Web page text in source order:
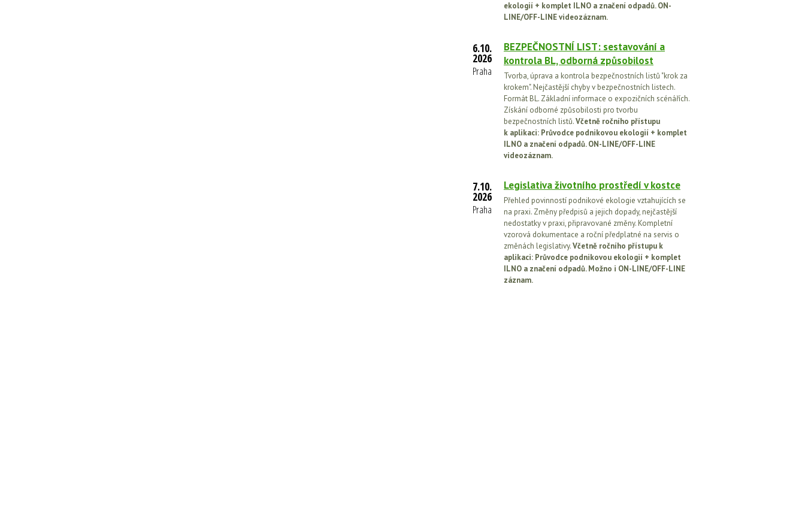
ekologií + komplet ILNO a značení odpadů. ON-
LINE/OFF-LINE videozáznam.
6.10.
2026
Praha
BEZPEČNOSTNÍ LIST: sestavování a
kontrola BL, odborná způsobilost
Tvorba, úprava a kontrola bezpečnostních listů "krok za
krokem". Nejčastější chyby v bezpečnostních listech.
Formát BL. Základní informace o expozičních scénářích.
Získání odborné způsobilosti pro tvorbu
bezpečnostních listů.Včetně ročního přístupu
k aplikaci: Průvodce podnikovou ekologií + komplet
ILNO a značení odpadů. ON-LINE/OFF-LINE
videozáznam.
7.10.
2026
Praha
Legislativa životního prostředí v kostce
Přehled povinností podnikové ekologie vztahujících se
na praxi. Změny předpisů a jejich dopady, nejčastější
nedostatky v praxi, připravované změny. Kompletní
vzorová dokumentace a roční předplatné na servis o
změnách legislativy.Včetně ročního přístupu k
aplikaci: Průvodce podnikovou ekologií + komplet
ILNO a značení odpadů. Možno i ON-LINE/OFF-LINE
záznam.